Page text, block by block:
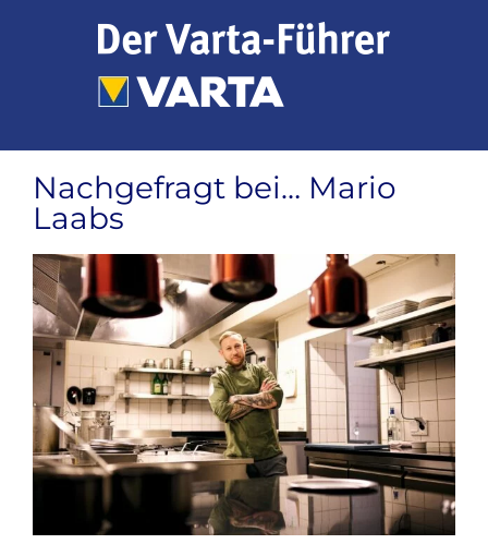
Nachgefragt bei… Mario
Laabs